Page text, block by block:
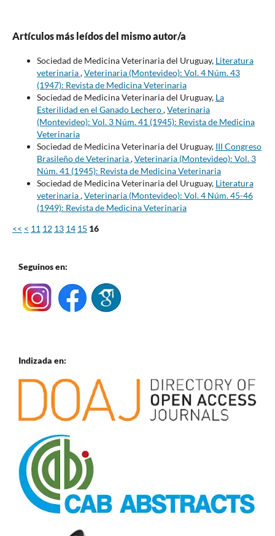
Artículos más leídos del mismo autor/a
Sociedad de Medicina Veterinaria del Uruguay, Literatura
veterinaria,Veterinaria (Montevideo): Vol. 4 Núm. 43
(1947): Revista de Medicina Veterinaria
Sociedad de Medicina Veterinaria del Uruguay, La
Esterilidad en el Ganado Lechero,Veterinaria
(Montevideo): Vol. 3 Núm. 41 (1945): Revista de Medicina
Veterinaria
Sociedad de Medicina Veterinaria del Uruguay, III Congreso
Brasileño de Veterinaria,Veterinaria (Montevideo): Vol. 3
Núm. 41 (1945): Revista de Medicina Veterinaria
Sociedad de Medicina Veterinaria del Uruguay, Literatura
veterinaria,Veterinaria (Montevideo): Vol. 4 Núm. 45-46
(1949): Revista de Medicina Veterinaria
<< < 11 12 13 14 15 16
Seguinos en:
Indizada en: